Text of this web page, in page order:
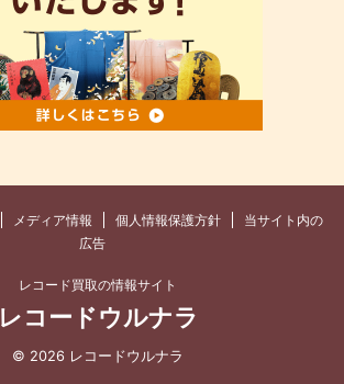
メディア情報 個人情報保護方針
当サイト内の
広告
レコード買取の情報サイト
レコードウルナラ
© 2026 レコードウルナラ